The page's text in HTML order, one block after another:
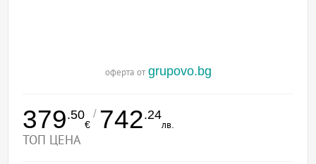
оферта от grupovo.bg
379.50
€
/ 742.24
лв.
ТОП ЦЕНА